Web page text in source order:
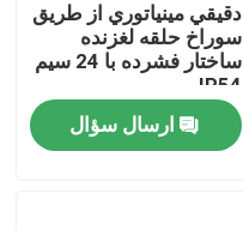
دقيقي مينياتوري از طریق
سوراخ حلقه لغزنده
ساختار فشرده با 24 سيم
IP54
ارسال سؤال